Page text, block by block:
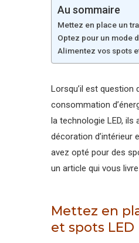
Au sommaire
Mettez en place un
Optez pour un mode
Alimentez vos spots
Lorsqu’il est question
consommation
la technologie LED,
décoration d’intérieur
avez opté pour des
un article qui vous
Mettez en
et spots LED